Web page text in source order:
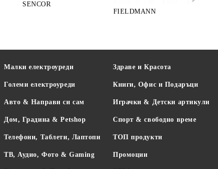
SENCOR
FIELDMANN
Малки електроуреди
Големи електроуреди
Авто & Направи си сам
Дом, Градина & Petshop
Телефони, Таблети, Лаптопи
ТВ, Аудио, Фото & Gaming
Здраве и Красота
Книги, Офис и Подаръци
Играчки & Детски артикули
Спорт & свободно време
ТОП продукти
Промоции